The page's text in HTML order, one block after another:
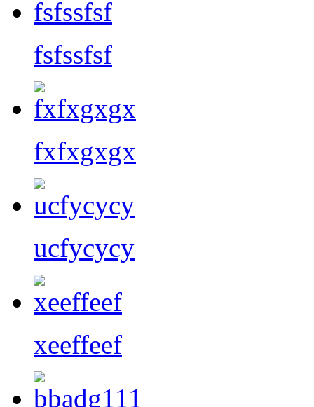
fsfssfsf
fxfxgxgx
ucfycycy
xeeffeef